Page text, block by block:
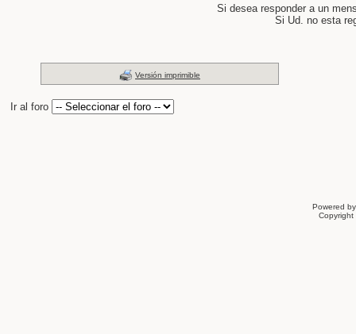
Si desea responder a un
Si Ud. no esta
Versión imprimible
Ir al foro
Powered